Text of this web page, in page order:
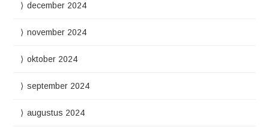
december 2024
november 2024
oktober 2024
september 2024
augustus 2024